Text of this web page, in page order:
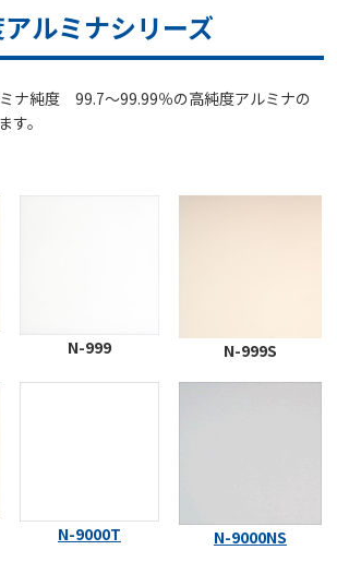
ルミナシリーズ
ナ純度 99.7～99.99％の高純度アルミナの
す。
N-999 N-999S
N-9000T N-9000NS